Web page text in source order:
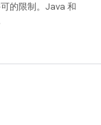
的限制。Java 和